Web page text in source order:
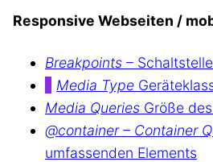
Responsive Webseiten /
Breakpoints –
Media Type
Media Queries Größe
@container – Container
umfassenden Elements